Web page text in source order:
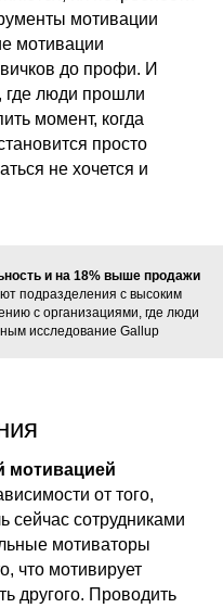
мотивации
мотивации
до профи. И
где люди прошли
момент, когда
просто
не хочется и
и на 18% выше продажи
подразделения с высоким
с организациями, где люди
исследование Gallup
мотивацией
от того,
сейчас сотрудниками
мотиваторы
что мотивирует
другого. Проводить